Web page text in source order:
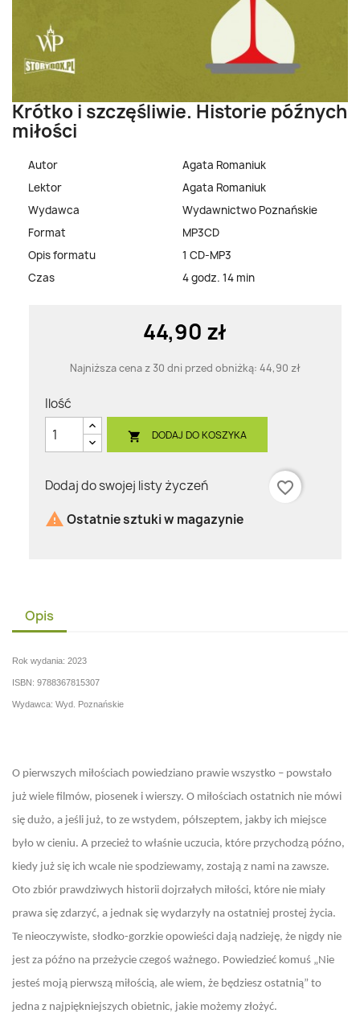
Krótko i szczęśliwie. Historie późnych
miłości
Autor
Agata Romaniuk
Lektor
Agata Romaniuk
Wydawca
Wydawnictwo Poznańskie
Format
MP3CD
Opis formatu
1 CD-MP3
Czas
4 godz. 14 min
44,90 zł
Najniższa cena z 30 dni przed obniżką: 44,90 zł
Ilość
 DODAJ DO KOSZYKA
Dodaj do swojej listy życzeń
favorite_border
 Ostatnie sztuki w magazynie
Opis
Rok wydania: 2023
ISBN: 9788367815307
Wydawca: Wyd. Poznańskie
O pierwszych miłościach powiedziano prawie wszystko – powstało
już wiele filmów, piosenek i wierszy. O miłościach ostatnich nie mówi
się dużo, a jeśli już, to ze wstydem, półszeptem, jakby ich miejsce
było w cieniu. A przecież to właśnie uczucia, które przychodzą późno,
kiedy już się ich wcale nie spodziewamy, zostają z nami na zawsze.
Oto zbiór prawdziwych historii dojrzałych miłości, które nie miały
prawa się zdarzyć, a jednak się wydarzyły na ostatniej prostej życia.
Te nieoczywiste, słodko-gorzkie opowieści dają nadzieję, że nigdy nie
jest za późno na przeżycie czegoś ważnego. Powiedzieć komuś „Nie
jesteś moją pierwszą miłością, ale wiem, że będziesz ostatnią” to
jedna z najpiękniejszych obietnic, jakie możemy złożyć.